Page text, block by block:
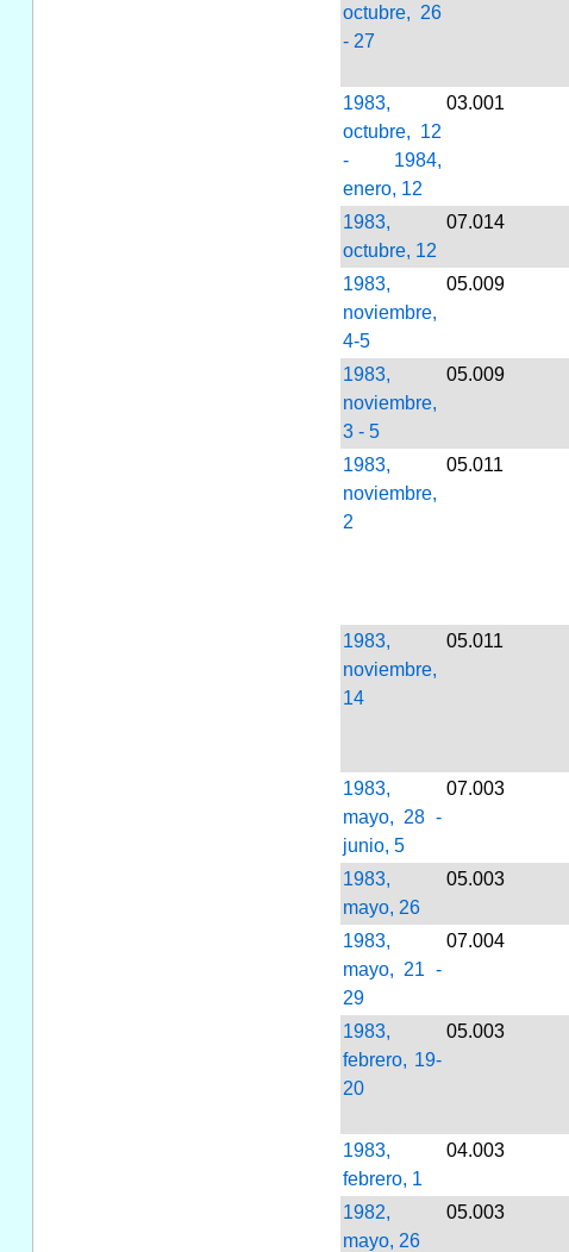
octubre, 26
- 27
1983,
octubre, 12
- 1984,
enero, 12
03.001
1983,
octubre, 12
07.014
1983,
noviembre,
4-5
05.009
1983,
noviembre,
3 - 5
05.009
1983,
noviembre,
2
05.011
1983,
noviembre,
14
05.011
1983,
mayo, 28 -
junio, 5
07.003
1983,
mayo, 26
05.003
1983,
mayo, 21 -
29
07.004
1983,
febrero, 19-
20
05.003
1983,
febrero, 1
04.003
1982,
mayo, 26
05.003